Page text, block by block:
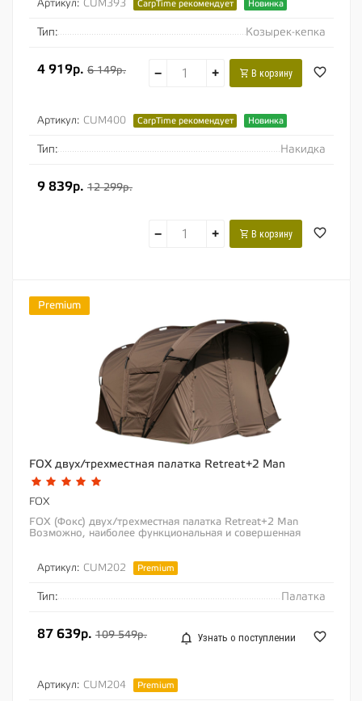
Артикул: CUM393 CarpTime рекомендует Новинка
Тип: Козырек-кепка
4 919р. 6 149р. − + В корзину
Артикул: CUM400 CarpTime рекомендует Новинка
Тип: Накидка
9 839р. 12 299р.
− + В корзину
Premium
FOX двух/трехместная палатка Retreat+2 Man
FOX
FOX (Фокс) двух/трехместная палатка Retreat+2 Man
Возможно, наиболее функциональная и совершенная
Артикул: CUM202 Premium
Тип: Палатка
87 639р. 109 549р. Узнать о поступлении
Артикул: CUM204 Premium